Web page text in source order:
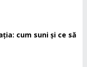
cum suni și ce să